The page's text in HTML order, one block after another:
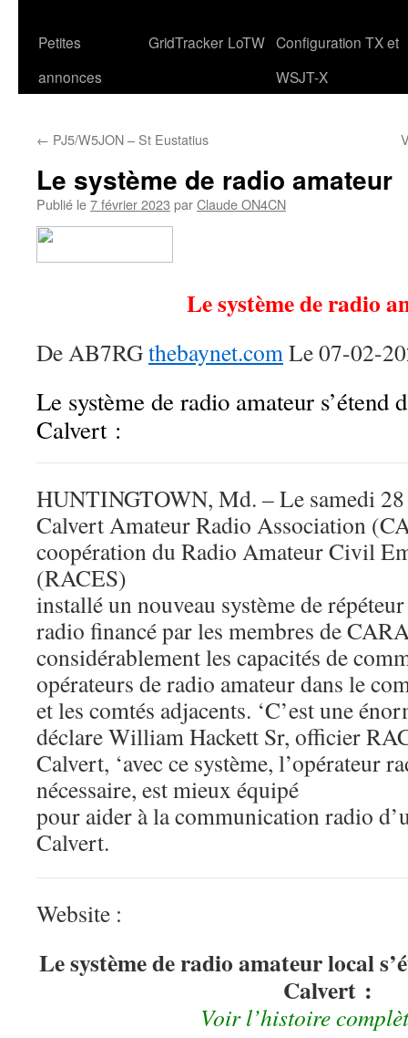
Petites
annonces
GridTracker LoTW Configuration TX et
WSJT-X
← PJ5/W5JON – St Eustatius
Le système de radio amateur
Publié le7 février 2023 parClaude ON4CN
Le système de radio
De AB7RGthebaynet.comLe 07-02-
Le système de radio amateur s’étend
Calvert :
HUNTINGTOWN, Md. – Le samedi
Calvert Amateur Radio Association
coopération du Radio Amateur Civil
(RACES)
installé un nouveau système de
radio financé par les membres de
considérablement les capacités de
opérateurs de radio amateur dans le
et les comtés adjacents. ‘C’est une
déclare William Hackett Sr, officier
Calvert, ‘avec ce système, l’opérateur
nécessaire, est mieux équipé
pour aider à la communication radio
Calvert.
Website :
Le système de radio amateur local
Calvert :
Voir l’histoire